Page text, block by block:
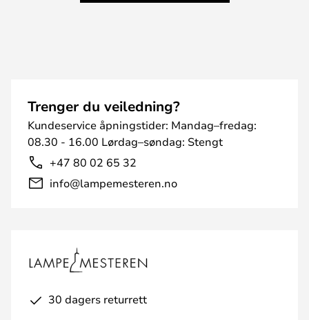
Trenger du veiledning?
Kundeservice åpningstider: Mandag–fredag:
08.30 - 16.00 Lørdag–søndag: Stengt
+47 80 02 65 32
info@lampemesteren.no
30 dagers returrett